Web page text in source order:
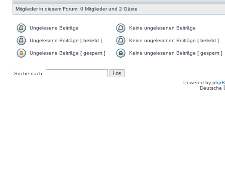
Mitglieder in diesem Forum: 0 Mitglieder und 2 Gäste
Ungelesene Beiträge Keine ungelesenen Beiträge
Ungelesene Beiträge [ beliebt ] Keine ungelesenen Beiträge [ beliebt ]
Ungelesene Beiträge [ gesperrt ] Keine ungelesenen Beiträge [ gesperrt ]
Suche nach:
Powered by
Deutsche